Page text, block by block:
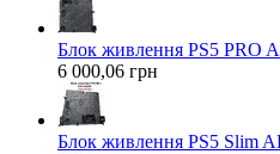
Блок живлення PS5 PRO
6 000,06 грн
Блок живлення PS5 Slim